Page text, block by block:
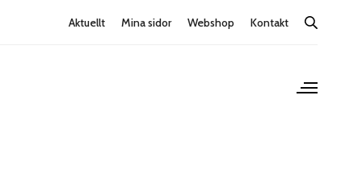
Aktuellt Mina sidor Webshop Kontakt